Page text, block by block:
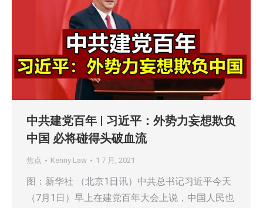
中共建党百年 | 习近平：外势力妄想欺负
中国 必将碰得头破血流
焦点 Kenny Law 1 7 月, 2021
图：新华社 （北京1日讯）中共总书记习近平今天
（7月1日）早上在建党百年大会上说，中国人民也